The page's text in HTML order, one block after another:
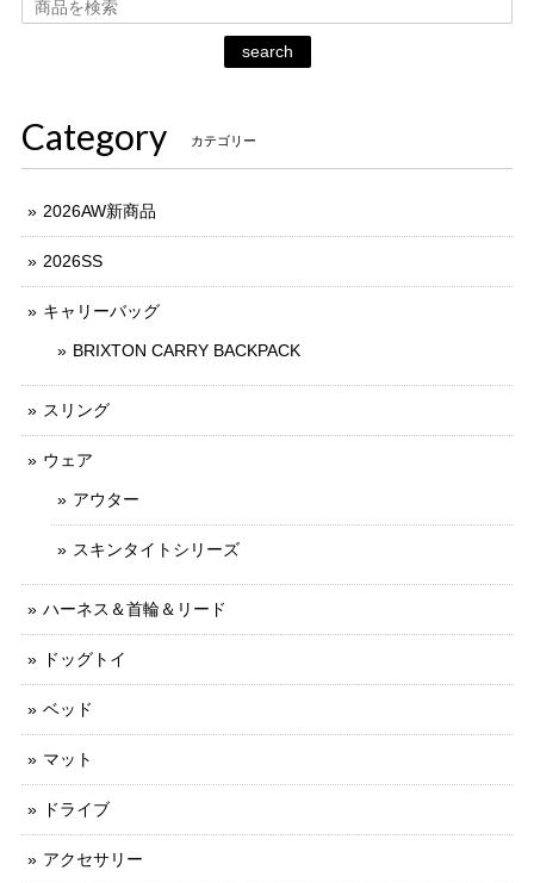
search
Category カテゴリー
2026AW新商品
2026SS
キャリーバッグ
BRIXTON CARRY BACKPACK
スリング
ウェア
アウター
スキンタイトシリーズ
ハーネス＆首輪＆リード
ドッグトイ
ベッド
マット
ドライブ
アクセサリー